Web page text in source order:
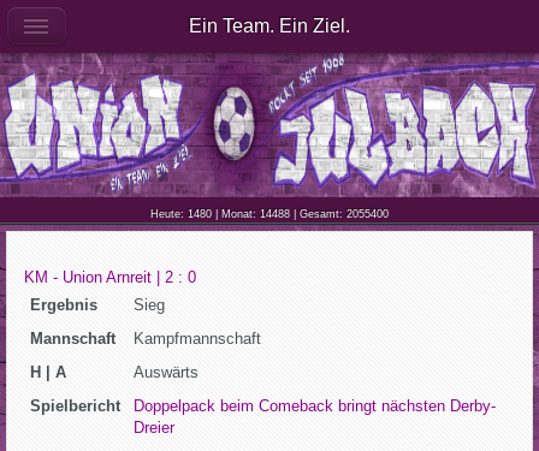
Heute: 1480 | Monat: 14488 | Gesamt: 2055400
KM - Union Arnreit | 2 : 0
Ergebnis
Sieg
Mannschaft
Kampfmannschaft
H | A
Auswärts
Spielbericht
Doppelpack beim Comeback bringt nächsten Derby-
Dreier
Ein Team. Ein Ziel.